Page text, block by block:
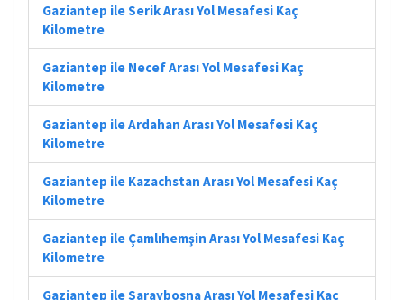
Gaziantep ile Serik Arası Yol Mesafesi Kaç
Kilometre
Gaziantep ile Necef Arası Yol Mesafesi Kaç
Kilometre
Gaziantep ile Ardahan Arası Yol Mesafesi Kaç
Kilometre
Gaziantep ile Kazachstan Arası Yol Mesafesi Kaç
Kilometre
Gaziantep ile Çamlıhemşin Arası Yol Mesafesi Kaç
Kilometre
Gaziantep ile Saraybosna Arası Yol Mesafesi Kaç